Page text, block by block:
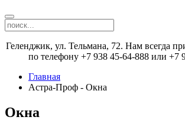
Геленджик, ул. Тельмана, 72. Нам всегда
по телефону +7 938 45-64-888 или +7
Главная
Астра-Проф - Окна
Окна